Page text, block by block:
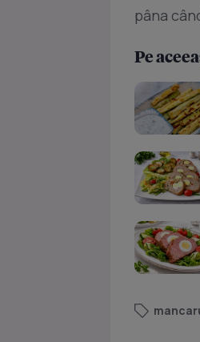
pâna
Pe